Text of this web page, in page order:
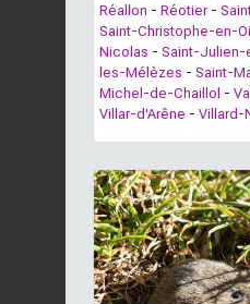
Réallon - Réotier -
Saint-Christophe-en-
Nicolas - Saint-Julien-
les-Mélèzes - Saint-
Michel-de-Chaillol -
Villar-d'Arêne - Villard-